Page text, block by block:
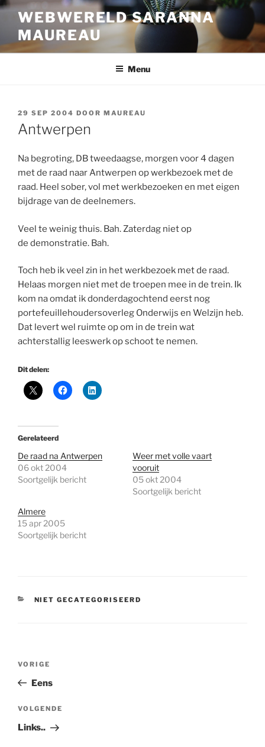
Ga
inhoud
WEBWERELD SARANNA
MAUREAU
Menu
GEPLAATST
OP
29 SEP 2004 DOOR MAUREAU
Antwerpen
Na begroting, DB tweedaagse, morgen voor 4 dagen
met de raad naar Antwerpen op werkbezoek met de
raad. Heel sober, vol met werkbezoeken en met eigen
bijdrage van de deelnemers.
Veel te weinig thuis. Bah. Zaterdag niet op
de demonstratie. Bah.
Toch heb ik veel zin in het werkbezoek met de raad.
Helaas morgen niet met de troepen mee in de trein. Ik
kom na omdat ik donderdagochtend eerst nog
portefeuillehoudersoverleg Onderwijs en Welzijn heb.
Dat levert wel ruimte op om in de trein wat
achterstallig leeswerk op schoot te nemen.
Dit delen:
Gerelateerd
De raad na Antwerpen
06 okt 2004
Soortgelijk bericht
Weer met volle vaart
vooruit
05 okt 2004
Soortgelijk bericht
Almere
15 apr 2005
Soortgelijk bericht
CATEGORIEËN
NIET GECATEGORISEERD
Vorig
bericht
VORIGE
Eens
Volgend
bericht
VOLGENDE
Links..